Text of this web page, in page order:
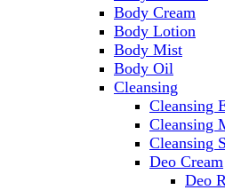
Body Cream
Body Lotion
Body Mist
Body Oil
Cleansing
Cleansing
Cleansing
Cleansing
Deo Cream
Deo